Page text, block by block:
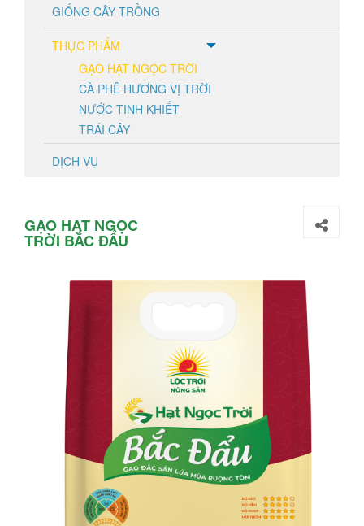
GIỐNG CÂY TRỒNG
THỰC PHẨM
GẠO HẠT NGỌC TRỜI
CÀ PHÊ HƯƠNG VỊ TRỜI
NƯỚC TINH KHIẾT
TRÁI CÂY
DỊCH VỤ
GẠO HẠT NGỌC
TRỜI BẮC ĐẨU